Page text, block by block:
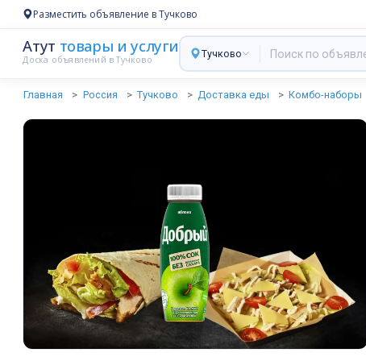
Разместить объявление в Тучково
Атут товары и услуги
Доска объявлений в Тучково
Тучково
Главная Россия Тучково Доставка еды Комбо-наборы